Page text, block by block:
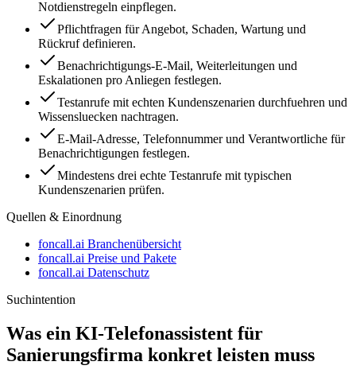
Notdienstregeln einpflegen.
Pflichtfragen für Angebot, Schaden, Wartung und
Rückruf definieren.
Benachrichtigungs-E-Mail, Weiterleitungen und
Eskalationen pro Anliegen festlegen.
Testanrufe mit echten Kundenszenarien durchfuehren und
Wissensluecken nachtragen.
E-Mail-Adresse, Telefonnummer und Verantwortliche für
Benachrichtigungen festlegen.
Mindestens drei echte Testanrufe mit typischen
Kundenszenarien prüfen.
Quellen & Einordnung
foncall.ai Branchenübersicht
foncall.ai Preise und Pakete
foncall.ai Datenschutz
Suchintention
Was ein KI-Telefonassistent für
Sanierungsfirma konkret leisten muss